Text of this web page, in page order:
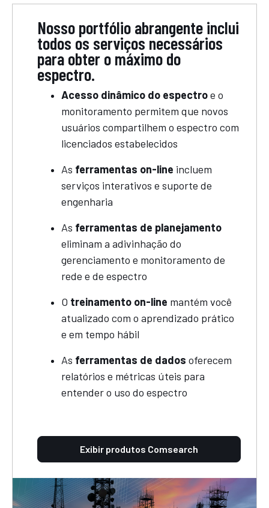
Nosso portfólio abrangente inclui
todos os serviços necessários
para obter o máximo do
espectro.
Acesso dinâmico do espectroe o
monitoramento permitem que novos
usuários compartilhem o espectro com
licenciados estabelecidos
As ferramentas on-line incluem
serviços interativos e suporte de
engenharia
As ferramentas de planejamento
eliminam a adivinhação do
gerenciamento e monitoramento de
rede e de espectro
O treinamento on-line mantém você
atualizado com o aprendizado prático
e em tempo hábil
As ferramentas de dados oferecem
relatórios e métricas úteis para
entender o uso do espectro
Exibir produtos Comsearch